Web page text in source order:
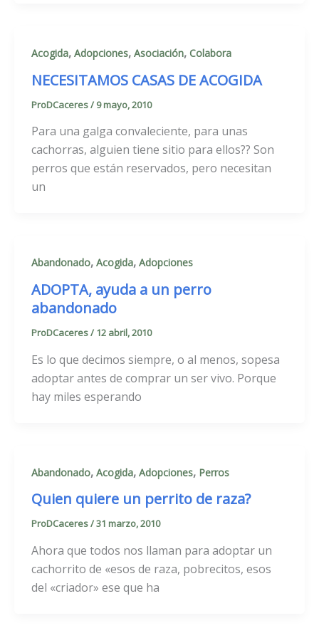
Acogida, Adopciones, Asociación, Colabora
NECESITAMOS CASAS DE ACOGIDA
ProDCaceres/ 9 mayo, 2010
Para una galga convaleciente, para unas
cachorras, alguien tiene sitio para ellos?? Son
perros que están reservados, pero necesitan
un
Abandonado, Acogida, Adopciones
ADOPTA, ayuda a un perro
abandonado
ProDCaceres/ 12 abril, 2010
Es lo que decimos siempre, o al menos, sopesa
adoptar antes de comprar un ser vivo. Porque
hay miles esperando
Abandonado, Acogida, Adopciones, Perros
Quien quiere un perrito de raza?
ProDCaceres/31 marzo, 2010
Ahora que todos nos llaman para adoptar un
cachorrito de «esos de raza, pobrecitos, esos
del «criador» ese que ha